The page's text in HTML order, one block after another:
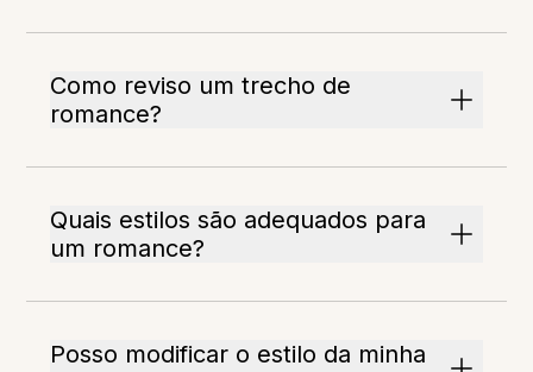
Como reviso um trecho de
romance?
Quais estilos são adequados para
um romance?
Posso modificar o estilo da minha